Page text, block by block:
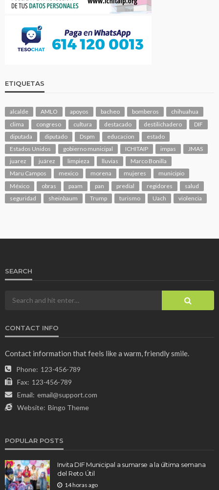
ETIQUETAS
alcalde AMLO apoyos bacheo bomberos
chihuahua
clima
congreso cultura destacado destilichadero
DIF
diputada
diputado Dspm educacion
estado
Estados Unidos
gobierno municipal ICHITAIP impas
JMAS
juarez
juárez limpieza lluvias
Marco Bonilla
Maru Campos
mexico morena mujeres
municipio
México
obras paam pan predial regidores
salud
seguridad
sheinbaum Trump turismo Uach violencia
SEARCH
CONTACT INFO
Contact information that feels like a warm, friendly smile.
Phone: 123-456-789
Fax: 123-456-789
Email: email@support.com
Website: Bingo Theme
POPULAR POSTS
Invita DIF Municipal a sumarse a la última semana
del Reto Útil
14 horas ago